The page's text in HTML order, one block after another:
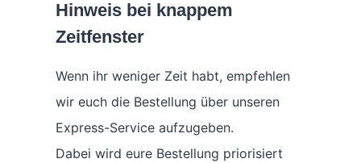
Hinweis bei knappem
Zeitfenster
Wenn ihr weniger Zeit habt, empfehlen
wir euch die Bestellung über unseren
Express-Service aufzugeben.
Dabei wird eure Bestellung priorisiert